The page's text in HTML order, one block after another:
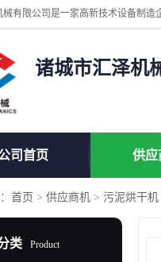
诸城市汇泽机
司首页 供应
首页 > 供应商机 > 污泥烘干机
类 Product